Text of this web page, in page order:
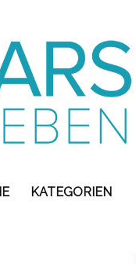
KATEGORIEN